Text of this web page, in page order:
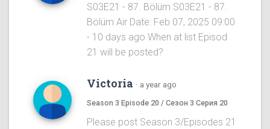
S03E21 - 87. Bölüm S03E21 - 87.
Bölüm Air Date: Feb 07, 2025 09:00
- 10 days ago When at list Episod
21 will be posted?
Victoria · a year ago
Season 3 Episode 20 / Сезон 3 Серия 20
Please post Season 3/Episodes 21